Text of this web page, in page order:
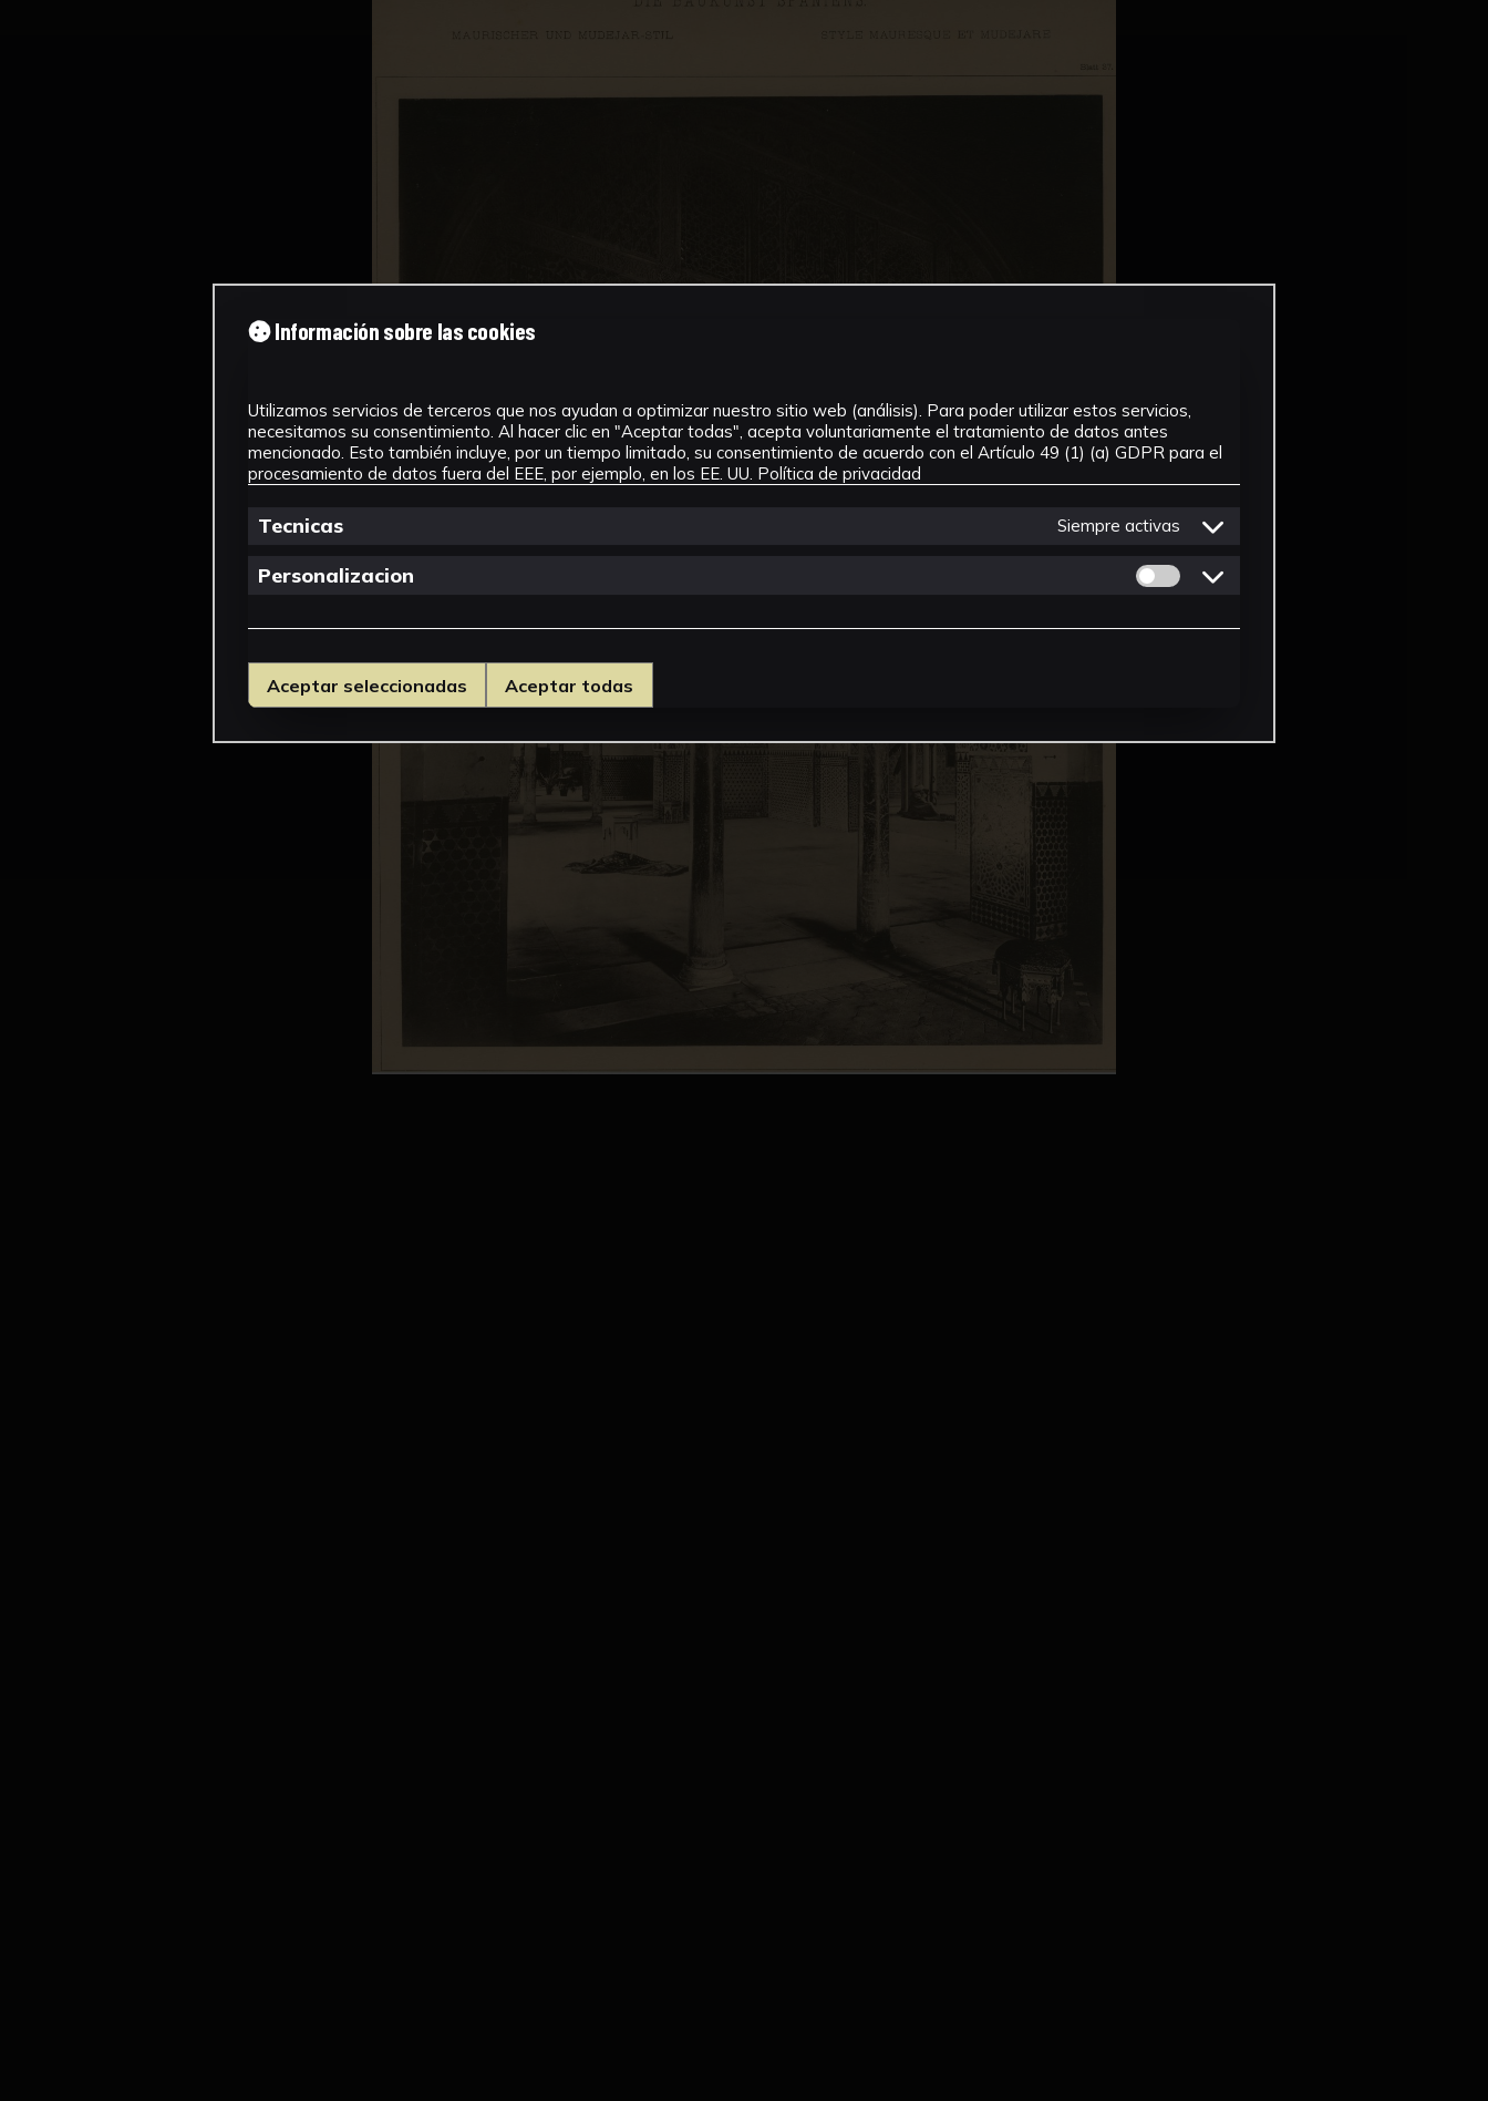
Información sobre las cookies
Utilizamos servicios de terceros que nos ayudan a optimizar nuestro sitio web (análisis). Para poder utilizar estos servicios,
necesitamos su consentimiento. Al hacer clic en "Aceptar todas", acepta voluntariamente el tratamiento de datos antes
mencionado. Esto también incluye, por un tiempo limitado, su consentimiento de acuerdo con el Artículo 49 (1) (a) GDPR para el
procesamiento de datos fuera del EEE, por ejemplo, en los EE. UU. Política de privacidad
Tecnicas Siempre activas
Personalizacion Permitir cookies de Personalizacion
Aceptar seleccionadas Aceptar todas